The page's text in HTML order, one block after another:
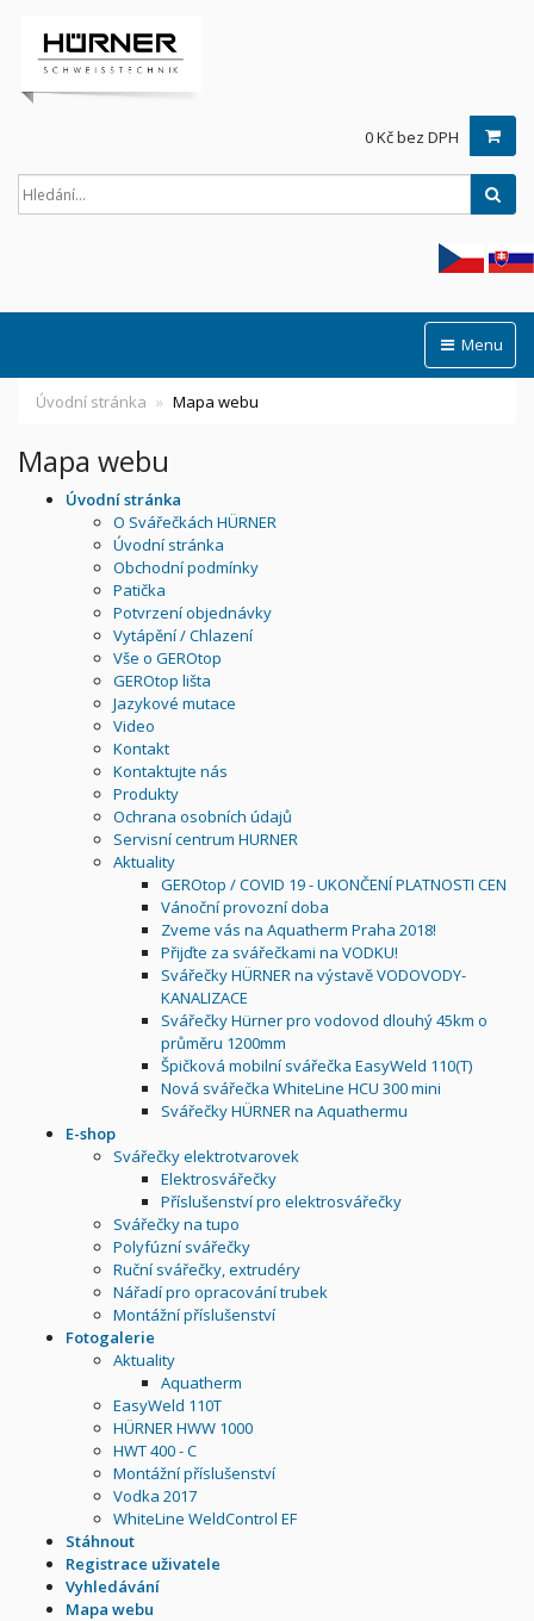
0 Kč bez DPH
Menu
Úvodní stránka Mapa webu
Mapa webu
Úvodní stránka
O Svářečkách HÜRNER
Úvodní stránka
Obchodní podmínky
Patička
Potvrzení objednávky
Vytápění / Chlazení
Vše o GEROtop
GEROtop lišta
Jazykové mutace
Video
Kontakt
Kontaktujte nás
Produkty
Ochrana osobních údajů
Servisní centrum HURNER
Aktuality
GEROtop / COVID 19 - UKONČENÍ PLATNOSTI CEN
Vánoční provozní doba
Zveme vás na Aquatherm Praha 2018!
Přijďte za svářečkami na VODKU!
Svářečky HÜRNER na výstavě VODOVODY-
KANALIZACE
Svářečky Hürner pro vodovod dlouhý 45km o
průměru 1200mm
Špičková mobilní svářečka EasyWeld 110(T)
Nová svářečka WhiteLine HCU 300 mini
Svářečky HÜRNER na Aquathermu
E-shop
Svářečky elektrotvarovek
Elektrosvářečky
Příslušenství pro elektrosvářečky
Svářečky na tupo
Polyfúzní svářečky
Ruční svářečky, extrudéry
Nářadí pro opracování trubek
Montážní příslušenství
Fotogalerie
Aktuality
Aquatherm
EasyWeld 110T
HÜRNER HWW 1000
HWT 400 - C
Montážní příslušenství
Vodka 2017
WhiteLine WeldControl EF
Stáhnout
Registrace uživatele
Vyhledávání
Mapa webu